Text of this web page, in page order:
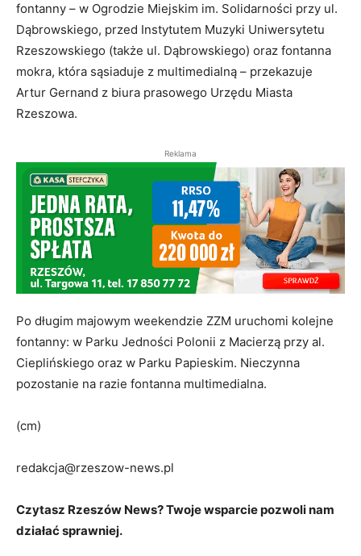
fontanny – w Ogrodzie Miejskim im. Solidarności przy ul.
Dąbrowskiego, przed Instytutem Muzyki Uniwersytetu
Rzeszowskiego (także ul. Dąbrowskiego) oraz fontanna
mokra, która sąsiaduje z multimedialną – przekazuje
Artur Gernand z biura prasowego Urzędu Miasta
Rzeszowa.
Reklama
Po długim majowym weekendzie ZZM uruchomi kolejne
fontanny: w Parku Jedności Polonii z Macierzą przy al.
Cieplińskiego oraz w Parku Papieskim. Nieczynna
pozostanie na razie fontanna multimedialna.
(cm)
redakcja@rzeszow-news.pl
Czytasz Rzeszów News? Twoje wsparcie pozwoli nam
działać sprawniej.